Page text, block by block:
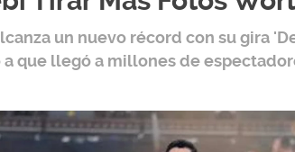
que llegó a millones de